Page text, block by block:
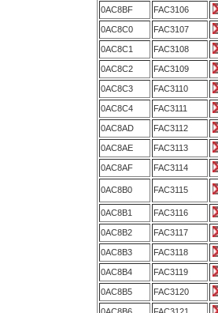
0AC8BF FAC3106
0AC8C0 FAC3107
0AC8C1 FAC3108
0AC8C2 FAC3109
0AC8C3 FAC3110
0AC8C4 FAC3111
0AC8AD FAC3112
0AC8AE FAC3113
0AC8AF FAC3114
0AC8B0 FAC3115
0AC8B1 FAC3116
0AC8B2 FAC3117
0AC8B3 FAC3118
0AC8B4 FAC3119
0AC8B5 FAC3120